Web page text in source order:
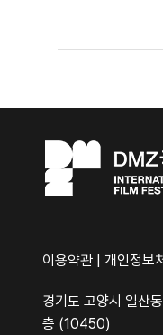
이용약관 개인정보
경기도 고양시 일산
층 (10450)